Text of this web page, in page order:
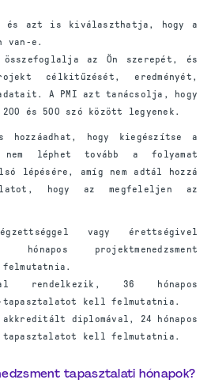
és azt is kiválaszthatja, hogy a
van-e.
az Ön szerepét, és
célkitűzését, eredményét,
A PMI azt tanácsolja, hogy
és 500 szó között legyenek.
hozzáadhat, hogy kiegészítse a
nem léphet tovább a folyamat
lépésére, amíg nem adtál hozzá
hogy az megfeleljen az
vagy érettségivel
projektmenedzsment
rendelkezik, 36 hónapos
tapasztalatot kell felmutatnia.
akkreditált diplomával, 24 hónapos
tapasztalatot kell felmutatnia.
tapasztalati hónapok?